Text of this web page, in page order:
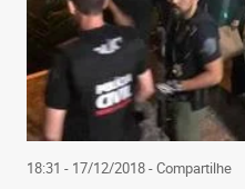
18:31 - 17/12/2018- Compartilhe